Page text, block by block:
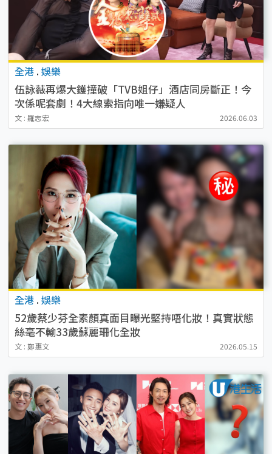
全港 . 娛樂
伍詠薇再爆大鑊撞破「TVB姐仔」酒店同房斷正！今
次係呢套劇！4大線索指向唯一嫌疑人
文 : 羅志宏 2026.06.03
全港 . 娛樂
52歲蔡少芬全素顏真面目曝光堅持唔化妝！真實狀態
絲毫不輸33歲蘇麗珊化全妝
文 : 鄭惠文 2026.05.15